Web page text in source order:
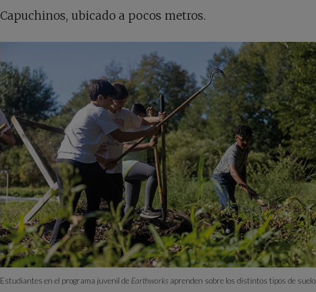
Capuchinos, ubicado a pocos metros.
Estudiantes en el programa juvenil de Earthworks aprenden sobre los distintos tipos de suelo.